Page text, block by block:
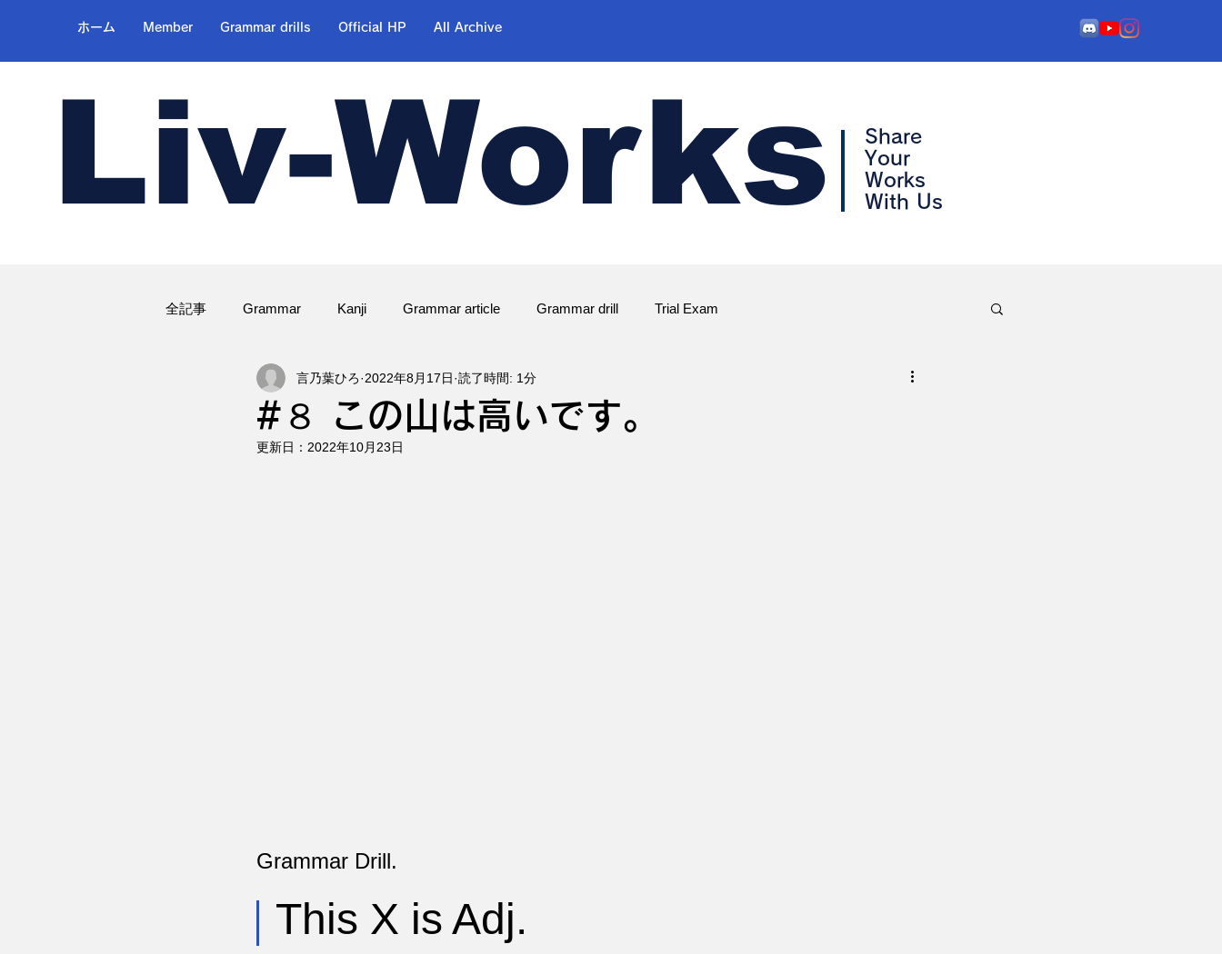
ホーム Member Grammar drills Official HP All Archive
Liv-Works
Share
Your
Works
With Us
全記事 Grammar Kanji Grammar article Grammar drill Trial Exam
#８ この山は高いです。
言乃葉ひろ 2022年8月17日 読了時間: 1分
更新日： 2022年10月23日
Grammar Drill.
This X is Adj.